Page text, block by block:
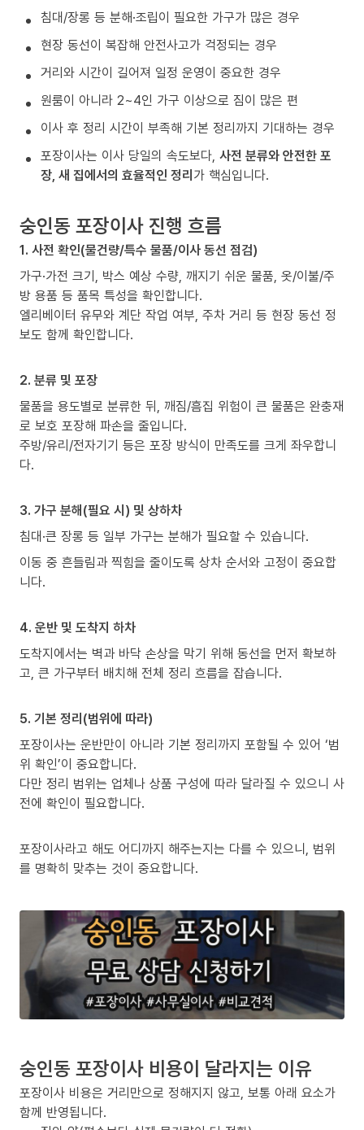
침대/장롱 등 분해·조립이 필요한 가구가 많은 경우
현장 동선이 복잡해 안전사고가 걱정되는 경우
거리와 시간이 길어져 일정 운영이 중요한 경우
원룸이 아니라 2~4인 가구 이상으로 짐이 많은 편
이사 후 정리 시간이 부족해 기본 정리까지 기대하는 경우
포장이사는 이사 당일의 속도보다, 사전 분류와 안전한 포
장, 새 집에서의 효율적인 정리가 핵심입니다.
숭인동 포장이사 진행 흐름
1. 사전 확인(물건량/특수 물품/이사 동선 점검)
가구·가전 크기, 박스 예상 수량, 깨지기 쉬운 물품, 옷/이불/주
방 용품 등 품목 특성을 확인합니다.
엘리베이터 유무와 계단 작업 여부, 주차 거리 등 현장 동선 정
보도 함께 확인합니다.
2. 분류 및 포장
물품을 용도별로 분류한 뒤, 깨짐/흠집 위험이 큰 물품은 완충재
로 보호 포장해 파손을 줄입니다.
주방/유리/전자기기 등은 포장 방식이 만족도를 크게 좌우합니
다.
3. 가구 분해(필요 시) 및 상하차
침대·큰 장롱 등 일부 가구는 분해가 필요할 수 있습니다.
이동 중 흔들림과 찍힘을 줄이도록 상차 순서와 고정이 중요합
니다.
4. 운반 및 도착지 하차
도착지에서는 벽과 바닥 손상을 막기 위해 동선을 먼저 확보하
고, 큰 가구부터 배치해 전체 정리 흐름을 잡습니다.
5. 기본 정리(범위에 따라)
포장이사는 운반만이 아니라 기본 정리까지 포함될 수 있어 ‘범
위 확인’이 중요합니다.
다만 정리 범위는 업체나 상품 구성에 따라 달라질 수 있으니 사
전에 확인이 필요합니다.
포장이사라고 해도 어디까지 해주는지는 다를 수 있으니, 범위
를 명확히 맞추는 것이 중요합니다.
숭인동 포장이사 비용이 달라지는 이유
포장이사 비용은 거리만으로 정해지지 않고, 보통 아래 요소가
함께 반영됩니다.